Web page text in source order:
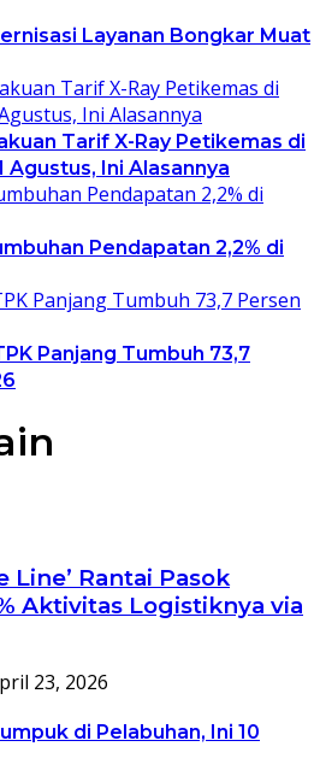
Layanan Bongkar Muat
Tarif X-Ray Petikemas di
Agustus, Ini Alasannya
Pendapatan 2,2% di
Panjang Tumbuh 73,7
Line’ Rantai Pasok
Aktivitas Logistiknya via
23, 2026
di Pelabuhan, Ini 10